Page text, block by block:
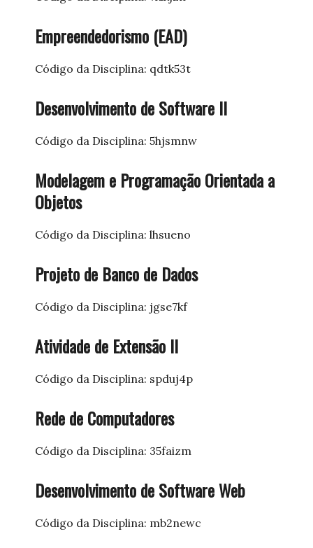
Empreendedorismo (EAD)
Código da Disciplina: qdtk53t
Desenvolvimento de Software II
Código da Disciplina: 5hjsmnw
Modelagem e Programação Orientada a
Objetos
Código da Disciplina: lhsueno
Projeto de Banco de Dados
Código da Disciplina: jgse7kf
Atividade de Extensão II
Código da Disciplina: spduj4p
Rede de Computadores
Código da Disciplina: 35faizm
Desenvolvimento de Software Web
Código da Disciplina: mb2newc